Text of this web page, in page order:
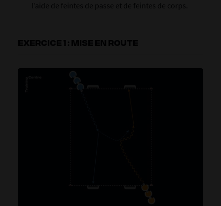
l’aide de feintes de passe et de feintes de corps.
EXERCICE 1 : MISE EN ROUTE